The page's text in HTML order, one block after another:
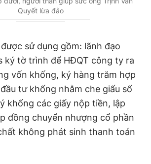
Quyết lừa đảo
sử dụng gồm: lãnh đạo
ký tờ trình để HĐQT công ty ra
vốn khống, ký hàng trăm hợp
tư khống nhằm che giấu số
khống các giấy nộp tiền, lập
đồng chuyển nhượng cổ phần
không phát sinh thanh toán